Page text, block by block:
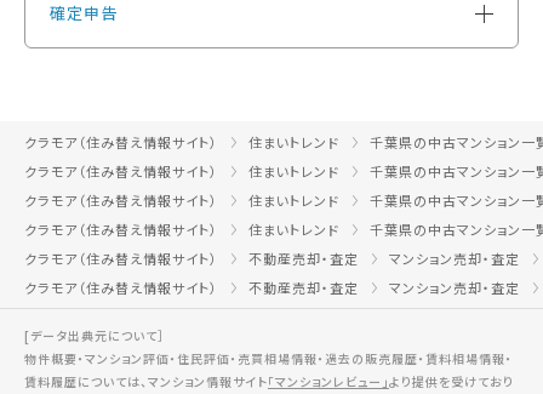
確定申告
クラモア（住み替え情報サイト） 住まいトレンド
千葉県の中古マンション一
クラモア（住み替え情報サイト）
住まいトレンド
千葉県の中古マンション一
クラモア（住み替え情報サイト）
住まいトレンド
千葉県の中古マンション一
クラモア（住み替え情報サイト）
住まいトレンド
千葉県の中古マンション一
クラモア（住み替え情報サイト）
不動産売却・査定
マンション売却・査定
クラモア（住み替え情報サイト）
不動産売却・査定 マンション売却・査定
[データ出典元について］
物件概要・マンション評価・住民評価・売買相場情報・過去の販売履歴・賃料相場情報・
賃料履歴については、マンション情報サイト「マンションレビュー」より提供を受けており